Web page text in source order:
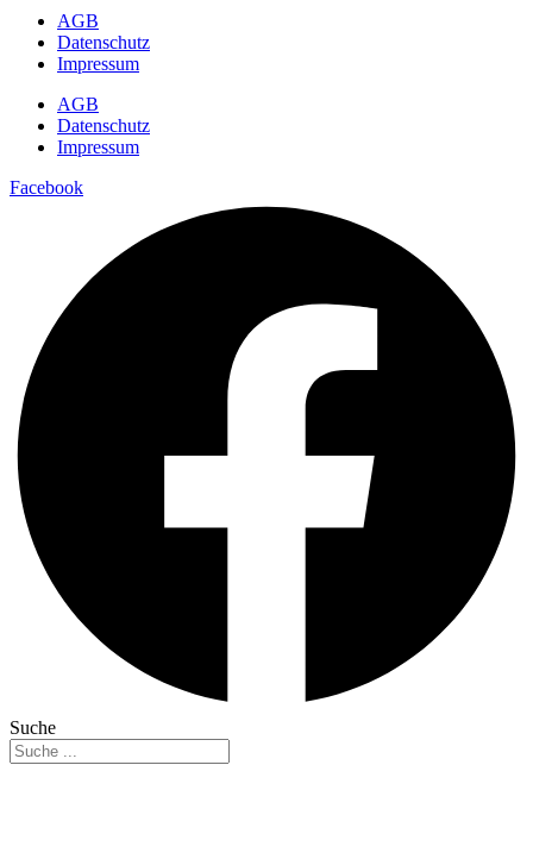
AGB
Datenschutz
Impressum
AGB
Datenschutz
Impressum
Facebook
Suche